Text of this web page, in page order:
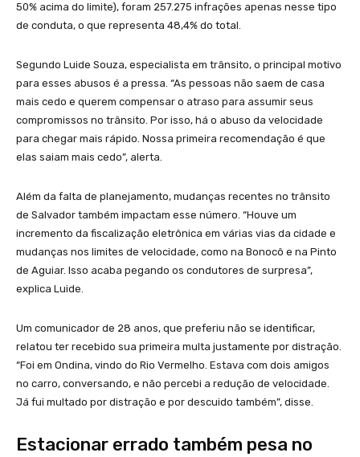
50% acima do limite), foram 257.275 infrações apenas nesse tipo
de conduta, o que representa 48,4% do total.
Segundo Luide Souza, especialista em trânsito, o principal motivo
para esses abusos é a pressa. “As pessoas não saem de casa
mais cedo e querem compensar o atraso para assumir seus
compromissos no trânsito. Por isso, há o abuso da velocidade
para chegar mais rápido. Nossa primeira recomendação é que
elas saiam mais cedo”, alerta.
Além da falta de planejamento, mudanças recentes no trânsito
de Salvador também impactam esse número. “Houve um
incremento da fiscalização eletrônica em várias vias da cidade e
mudanças nos limites de velocidade, como na Bonocô e na Pinto
de Aguiar. Isso acaba pegando os condutores de surpresa”,
explica Luide.
Um comunicador de 28 anos, que preferiu não se identificar,
relatou ter recebido sua primeira multa justamente por distração.
“Foi em Ondina, vindo do Rio Vermelho. Estava com dois amigos
no carro, conversando, e não percebi a redução de velocidade.
Já fui multado por distração e por descuido também”, disse.
Estacionar errado também pesa no